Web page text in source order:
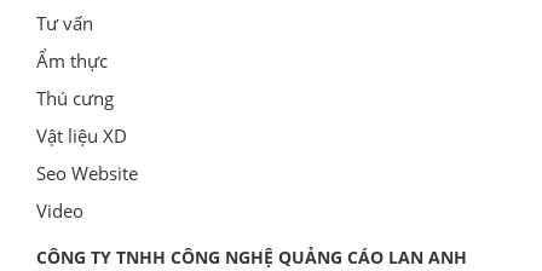
Tư vấn
Ẩm thực
Thú cưng
Vật liệu XD
Seo Website
Video
CÔNG TY TNHH CÔNG NGHỆ QUẢNG CÁO LAN ANH